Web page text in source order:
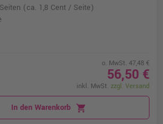
(ca. 1,8 Cent / Seite)
o. MwSt. 47,48 €
56,50 €
inkl. MwSt. zzgl. Versand
In den Warenkorb shopping_cart